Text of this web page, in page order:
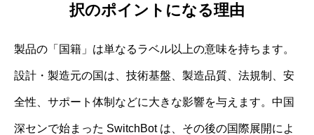
択のポイントになる理由
製品の「国籍」は単なるラベル以上の意味を持ちます。
設計・製造元の国は、技術基盤、製造品質、法規制、安
全性、サポート体制などに大きな影響を与えます。中国
深センで始まった SwitchBot は、その後の国際展開によ